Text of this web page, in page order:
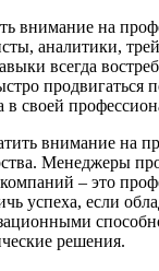
внимание на
аналитики,
всегда
продвигаться
в своей
внимание на
Менеджеры
– это
успеха, если
решения.